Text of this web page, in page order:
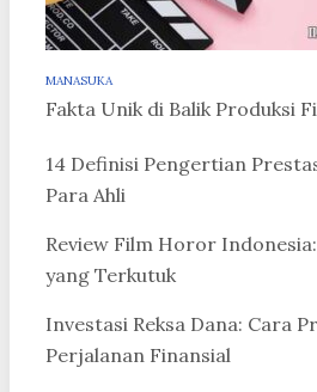
MANASUKA
Fakta Unik di Balik Produksi
14 Definisi Pengertian
Para Ahli
Review Film Horor
yang Terkutuk
Investasi Reksa Dana: Cara
Perjalanan Finansial